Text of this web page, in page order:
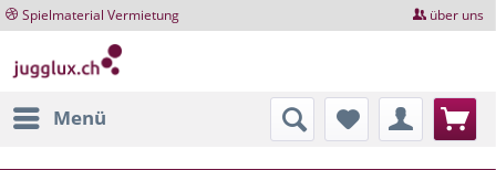
Spielmaterial Vermietung über uns
Menü